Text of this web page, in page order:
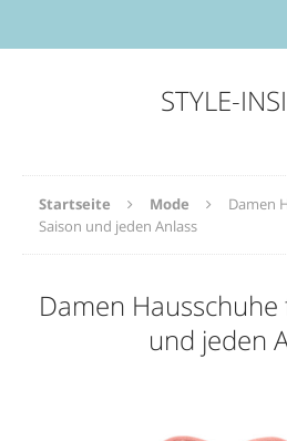
STYLE-
Startseite Mode
Damen
Saison und jeden Anlass
Damen
und jeden